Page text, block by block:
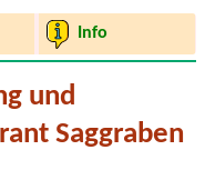
Info
und
Saggraben